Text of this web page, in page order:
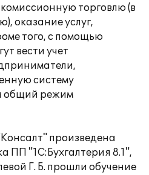
торговлю (в
оказание услуг,
того, с помощью
вести учет
систему
общий режим
произведена
ПП "1С:Бухгалтерия 8.1",
Г. Б. прошли обучение